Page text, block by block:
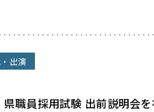
出演
職員採用試験 出前説明会を